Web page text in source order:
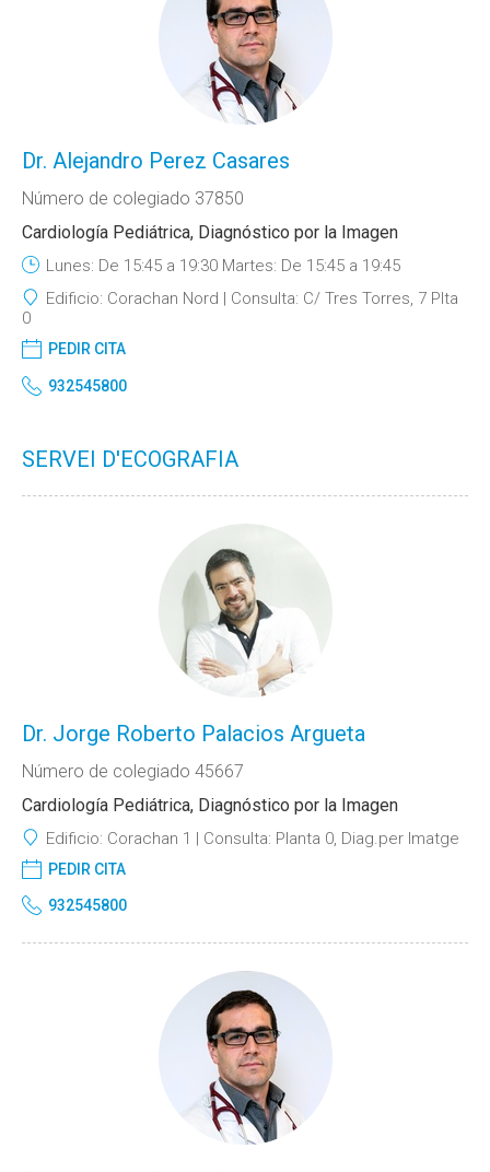
Dr. Alejandro Perez Casares
Número de colegiado 37850
Cardiología Pediátrica, Diagnóstico por la Imagen
Lunes: De 15:45 a 19:30 Martes: De 15:45 a 19:45
Edificio: Corachan Nord Consulta: C/ Tres Torres, 7 Plta
0
PEDIR CITA
932545800
SERVEI D'ECOGRAFIA
Dr. Jorge Roberto Palacios Argueta
Número de colegiado 45667
Cardiología Pediátrica, Diagnóstico por la Imagen
Edificio: Corachan 1 Consulta: Planta 0, Diag.per Imatge
PEDIR CITA
932545800